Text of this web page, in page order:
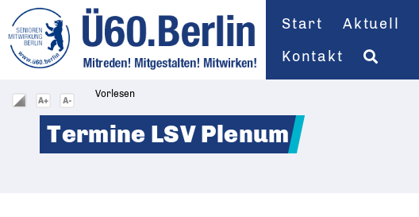
Start Aktuell
Kontakt
Vorlesen
Termine LSV Plenum